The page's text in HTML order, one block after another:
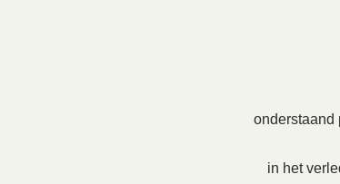
onderstaand
in het